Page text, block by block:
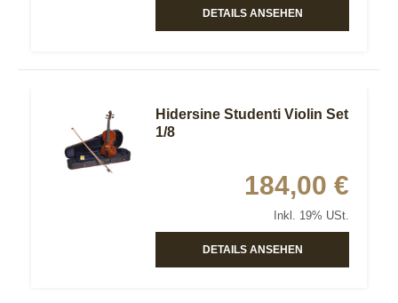
DETAILS ANSEHEN
Hidersine Studenti Violin Set
1/8
184,00 €
Inkl. 19% USt.
DETAILS ANSEHEN